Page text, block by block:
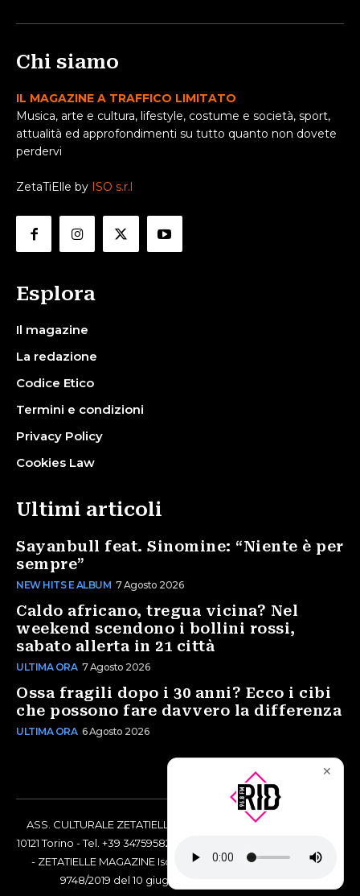
Chi siamo
IL MAGAZINE A TRAFFICO LIMITATO
Musica, arte e cultura, lifestyle, costume e società, sport,
attualità ed approfondimenti su tutto quanto non dovete
perdervi
ZetaTiElle by ISO s.r.l
Esplora
Il magazine
La redazione
Codice Etico
Termini e condizioni
Privacy Policy
Cookies Law
Ultimi articoli
Sayanbull feat. Sinomine: “Niente è per
sempre”
NEW HITS E ALBUM 7 Agosto 2026
Caldo africano, tregua vicina? Nel
weekend scendono i bollini rossi,
sabato allerta in 21 città
ULTIMA ORA 7 Agosto 2026
Ossa fragili dopo i 30 anni? Ecco i cibi
che possono fare davvero la differenza
ULTIMA ORA 6 Agosto 2026
ASS. CULTURALE ZETATIELLE OFF via Vittorio Amedeo II, 21 -
10121 Torino - Tel. +39 3475958238 - Codice Fiscale 97883690014
- ZETATIELLE MAGAZINE Iscrizione al Tribunale di Torino n°
9748/2019 del 10 giugno 2019 - RG n. 16073/2019
✕